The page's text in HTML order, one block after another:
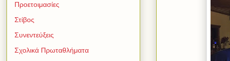
Προετοιμασίες
Στίβος
Συνεντεύξεις
Σχολικά Πρωταθλήματα